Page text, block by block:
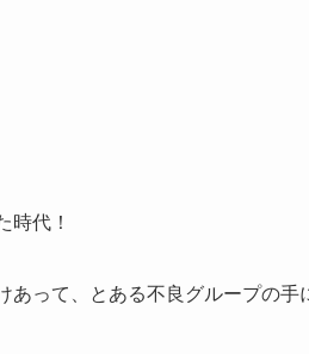
時代！
って、とある不良グループの手